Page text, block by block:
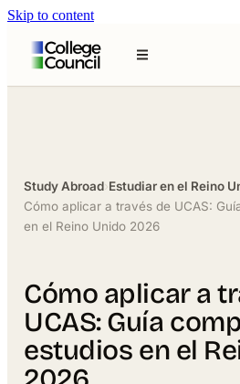
Skip to content
Study Abroad›Estudiar en el Reino
Cómo aplicar a través de UCAS:
en el Reino Unido 2026
Cómo aplicar a
UCAS: Guía
estudios en el